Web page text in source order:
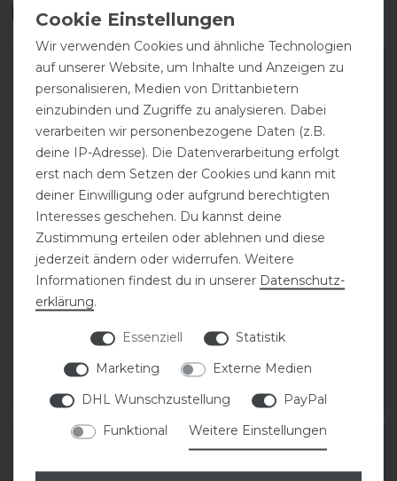
Das perfekte Zubehör für dich
Eskadron Basics
Pro.Flex Sport Compact
Gamaschen hinten
ARTIKEL MERKEN
Gamaschen vorne
99,95 € *
1 Paar
ARTIKEL MERKEN
Wir verwenden Cookies und ähnliche Technologien
auf unserer Website, um Inhalte und Anzeigen zu
personalisieren, Medien von Drittanbietern
einzubinden und Zugriffe zu analysieren. Dabei
verarbeiten wir personenbezogene Daten (z.B.
deine IP-Adresse). Die Datenverarbeitung erfolgt
erst nach dem Setzen der Cookies und kann mit
deiner Einwilligung oder aufgrund berechtigten
Interesses geschehen. Du kannst deine
Zustimmung erteilen oder ablehnen und diese
jederzeit ändern oder widerrufen. Weitere
Informationen findest du in unserer Daten­schutz­
erklärung.
Essenziell
Statistik
Marketing
Externe Medien
DHL Wunschzustellung
PayPal
Funktional
Weitere Einstellungen